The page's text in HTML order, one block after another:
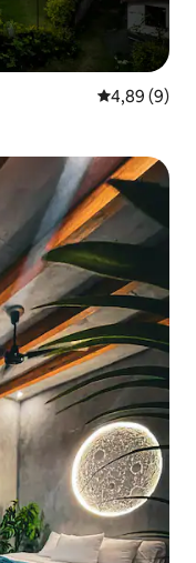
Nilai rata-
4,89 (9)